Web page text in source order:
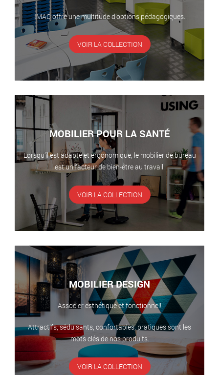
IMAC offre une multitude d’options pédagogiques.
VOIR LA COLLECTION
MOBILIER POUR LA SANTÉ
Lorsqu’il est adapté et ergonomique, le mobilier de bureau
est un facteur de bien-être au travail.
VOIR LA COLLECTION
MOBILIER DESIGN
Associer esthétique et fonctionnel!
Attractifs, séduisants, confortables, pratiques sont les
mots clés de nos produits.
VOIR LA COLLECTION